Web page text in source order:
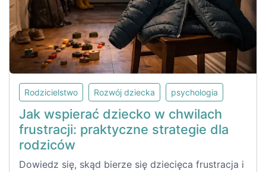
Rodzicielstwo Rozwój dziecka psychologia
Jak wspierać dziecko w chwilach
frustracji: praktyczne strategie dla
rodziców
Dowiedz się, skąd bierze się dziecięca frustracja i